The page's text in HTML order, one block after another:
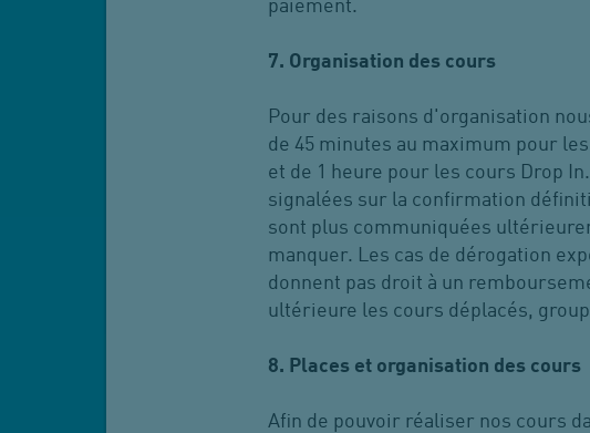
paiement.
7. Organisation des cours
Pour des raisons d'organisation
de 45 minutes au maximum pour
et de 1 heure pour les cours Drop
signalées sur la confirmation
sont plus communiquées
manquer. Les cas de dérogation
donnent pas droit à un
ultérieure les cours déplacés,
8. Places et organisation des cours
Afin de pouvoir réaliser nos cours